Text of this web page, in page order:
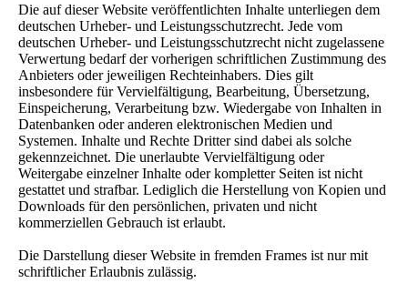
Die auf dieser Website veröffentlichten Inhalte unterliegen dem
deutschen Urheber- und Leistungsschutzrecht. Jede vom
deutschen Urheber- und Leistungsschutzrecht nicht zugelassene
Verwertung bedarf der vorherigen schriftlichen Zustimmung des
Anbieters oder jeweiligen Rechteinhabers. Dies gilt
insbesondere für Vervielfältigung, Bearbeitung, Übersetzung,
Einspeicherung, Verarbeitung bzw. Wiedergabe von Inhalten in
Datenbanken oder anderen elektronischen Medien und
Systemen. Inhalte und Rechte Dritter sind dabei als solche
gekennzeichnet. Die unerlaubte Vervielfältigung oder
Weitergabe einzelner Inhalte oder kompletter Seiten ist nicht
gestattet und strafbar. Lediglich die Herstellung von Kopien und
Downloads für den persönlichen, privaten und nicht
kommerziellen Gebrauch ist erlaubt.
Die Darstellung dieser Website in fremden Frames ist nur mit
schriftlicher Erlaubnis zulässig.